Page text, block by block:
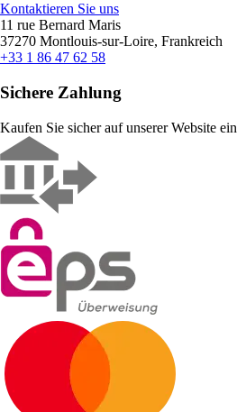
Kontaktieren Sie uns
11 rue Bernard Maris
37270 Montlouis-sur-Loire, Frankreich
+33 1 86 47 62 58
Sichere Zahlung
Kaufen Sie sicher auf unserer Website ein